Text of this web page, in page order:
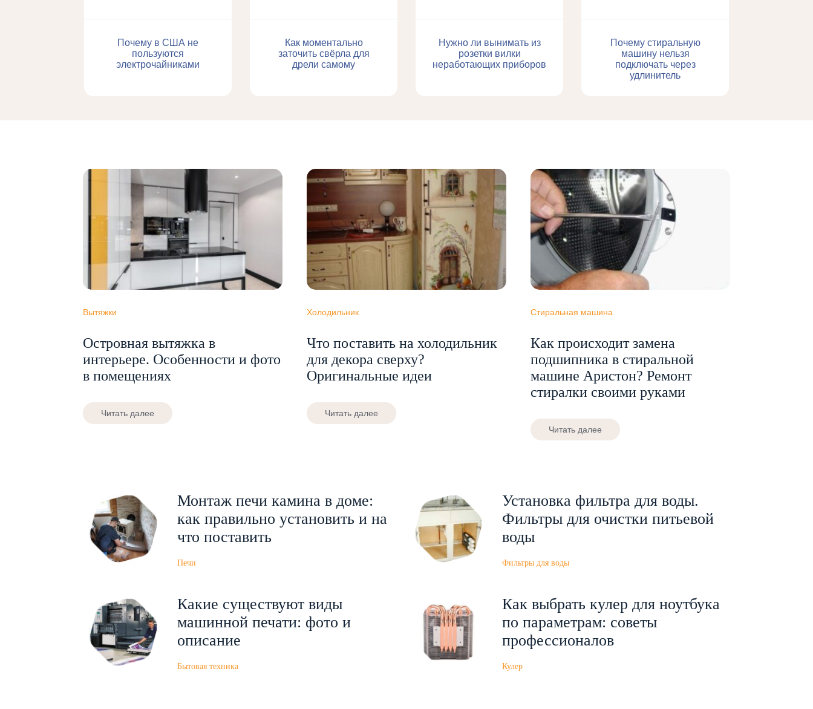
Почему в США не
пользуются
электрочайниками
Как моментально
заточить свёрла для
дрели самому
Нужно ли вынимать из
розетки вилки
неработающих приборов
Почему стиральную
машину нельзя
подключать через
удлинитель
Вытяжки
Островная вытяжка в
интерьере. Особенности и фото
в помещениях
Читать далее
Холодильник
Что поставить на холодильник
для декора сверху?
Оригинальные идеи
Читать далее
Стиральная машина
Как происходит замена
подшипника в стиральной
машине Aристон? Ремонт
стиралки своими руками
Читать далее
Монтаж печи камина в доме:
как правильно установить и на
что поставить
Печи
Установка фильтра для воды.
Фильтры для очистки питьевой
воды
Фильтры для воды
Какие существуют виды
машинной печати: фото и
описание
Бытовая техника
Как выбрать кулер для ноутбука
по параметрам: советы
профессионалов
Кулер